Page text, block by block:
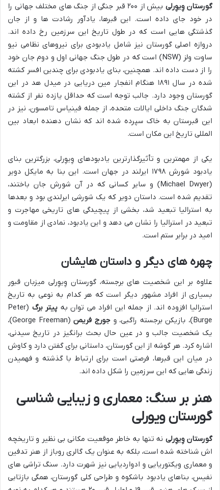
گورستان وِیوِرلی
بیش از ۲۰۰ قبر جنگی از جنگ های مختلف جهانی را
در خود جای داده است. این قبرها، یادآور رشادت ها و از جان
گذشتگی هایی است که در طول تاریخ این سرزمین رخ داده اند.
دروازه اصلی گورستان نیز شامل یادبودی برای نیروهای نظامی نیو
ساوت ولز (NSW) است که در طول جنگ جهانی اول و دوم جان خود
را از دست داده اند. همچنین، بنای یادبودی برای چندین افسر کشته
شده در سال ۱۸۹۱ هنگام انفجار مین دریایی در میدل هد در این
گورستان وجود دارد. جالب توجه است که حداقل یازده نفر از کشته
شدگان جنگ داخلی ایالات متحده، از جمله فینیاس تامسون، نیز در
این قبرستان به خاک سپرده شده اند که نشان دهنده ابعاد بین
المللی تاریخ این مکان است.
یکی از مهمترین و تأثیرگذارترین یادبودهای وِیوِرلی، بزرگترین بنای
یادبود شورش ۱۷۹۸ ایرلند در جهان است. این بنا به مایکل دویر
(Michael Dwyer) و سایر کسانی که در آن شورش جان باختند،
تقدیم شده است. داستان دویر که یک شورشی ایرلندی بود و بعدها
به استرالیا تبعید شد، بخشی از پیچیدگی های تاریخی مهاجرت و
تبعید در استرالیا را نشان می دهد و این یادبود، نمادی از مقاومت و
امید در برابر ستم است.
چهره های دیگر و داستان هایشان
علاوه بر این شخصیت های برجسته، گورستان وِیوِرلی میزبان قبور
بسیاری از افراد مشهور دیگر است که هر کدام به نوعی به تاریخ
استرالیا افزوده اند. از جمله این افراد می توان به پیتر برگ
(Peter
Burge)، بازیکن برجسته راگبی، و
جورج فریمن
(George Freeman)،
یک شخصیت جالب و در عین حال بحث برانگیز در تاریخ سیدنی،
اشاره کرد. هر گوشه از این گورستان، داستانی برای گفتن دارد و کاوش
در میان این قبرها، فرصتی است برای ارتباط با گذشته و فهمیدن
زندگی هایی که این سرزمین را شکل داده اند.
هنر بر سنگ: معماری و زیبایی شناسی
گورستان ویورلی
گورستان وِیوِرلی نه تنها به خاطر موقعیت مکانی بی نظیر و تاریخچه
اش شناخته شده است، بلکه به عنوان یک گالری روباز از هنر تدفین
و معماری ویکتوریایی و ادواردیایی نیز شهرت دارد. سنگ تراشی های
نفیس، بناهای یادبود باشکوه و طراحی کلی گورستان، همگی بازتابی